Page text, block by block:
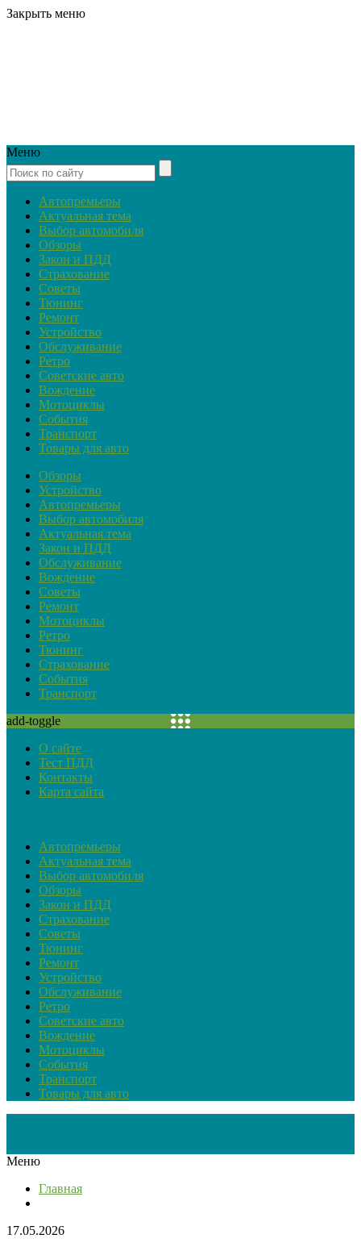
Закрыть меню
Меню
Автопремьеры
Актуальная тема
Выбор автомобиля
Обзоры
Закон и ПДД
Страхование
Советы
Тюнинг
Ремонт
Устройство
Обслуживание
Ретро
Советские авто
Вождение
Мотоциклы
События
Транспорт
Товары для авто
Обзоры
Устройство
Автопремьеры
Выбор автомобиля
Актуальная тема
Закон и ПДД
Обслуживание
Вождение
Советы
Ремонт
Мотоциклы
Ретро
Тюнинг
Страхование
События
Транспорт
add-toggle
О сайте
Тест ПДД
Контакты
Карта сайта
Автопремьеры
Актуальная тема
Выбор автомобиля
Обзоры
Закон и ПДД
Страхование
Советы
Тюнинг
Ремонт
Устройство
Обслуживание
Ретро
Советские авто
Вождение
Мотоциклы
События
Транспорт
Товары для авто
Меню
Главная
17.05.2026